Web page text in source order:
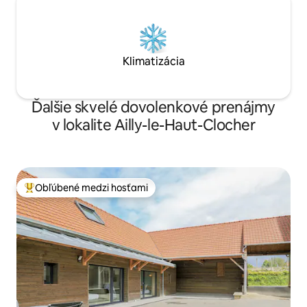
Klimatizácia
Ďalšie skvelé dovolenkové prenájmy
v lokalite Ailly-le-Haut-Clocher
Najobľúbenejšie medzi hosťami
Obľúbené medzi hosťami